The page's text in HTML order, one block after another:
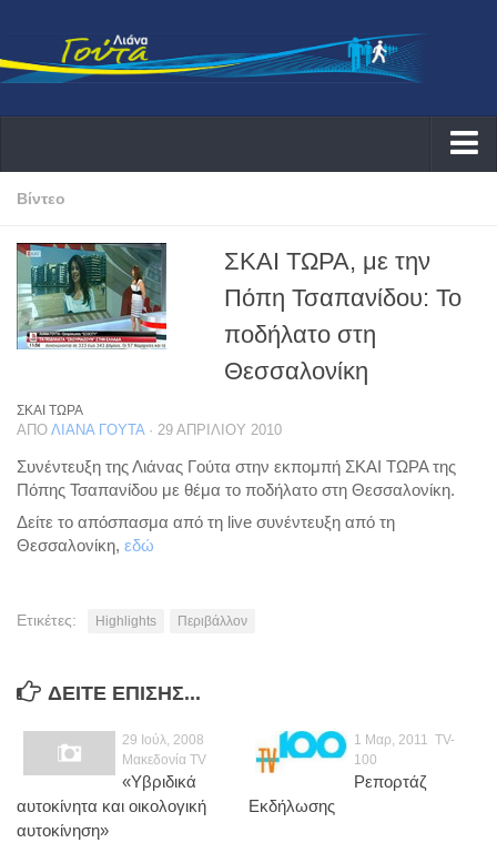
Αρχική
Δράσεις
Εκδηλώσεις
Συνεντεύξεις ραδιοφωνικές
Αρθογραφία
Θέματα
Ενέργεια
Περιβάλλον
Φωτογραφίες
Προσωπικές
Blog
Επικοινωνία
Βίντεο
ΣΚΑΙ ΤΩΡΑ, με την
Πόπη Τσαπανίδου: Το
ποδήλατο στη
Θεσσαλονίκη
ΣΚΑΙ ΤΩΡΑ
ΑΠΌ ΛΙΆΝΑ ΓΟΎΤΑ· 29 ΑΠΡΙΛΊΟΥ 2010
Συνέντευξη της Λιάνας Γούτα στην εκπομπή ΣΚΑΙ ΤΩΡΑ της
Πόπης Τσαπανίδου με θέμα το ποδήλατο στη Θεσσαλονίκη.
Δείτε το απόσπασμα από τη live συνέντευξη από τη
Θεσσαλονίκη, εδώ
Ετικέτες: Highlights Περιβάλλον
ΔΕΊΤΕ ΕΠΊΣΗΣ...
29 Ιούλ, 2008
Μακεδονία TV
«Υβριδικά
αυτοκίνητα και οικολογική
αυτοκίνηση»
1 Μαρ, 2011 TV-
100
Ρεπορτάζ
Εκδήλωσης